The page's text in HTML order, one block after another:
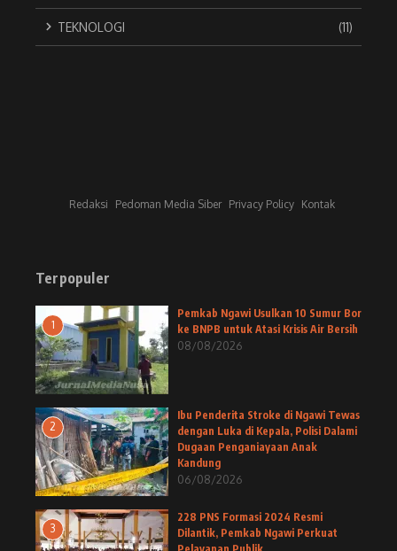
TEKNOLOGI (11)
Redaksi Pedoman Media Siber Privacy Policy Kontak
Terpopuler
1
Pemkab Ngawi Usulkan 10 Sumur Bor
ke BNPB untuk Atasi Krisis Air Bersih
08/08/2026
2
Ibu Penderita Stroke di Ngawi Tewas
dengan Luka di Kepala, Polisi Dalami
Dugaan Penganiayaan Anak
Kandung
06/08/2026
3
228 PNS Formasi 2024 Resmi
Dilantik, Pemkab Ngawi Perkuat